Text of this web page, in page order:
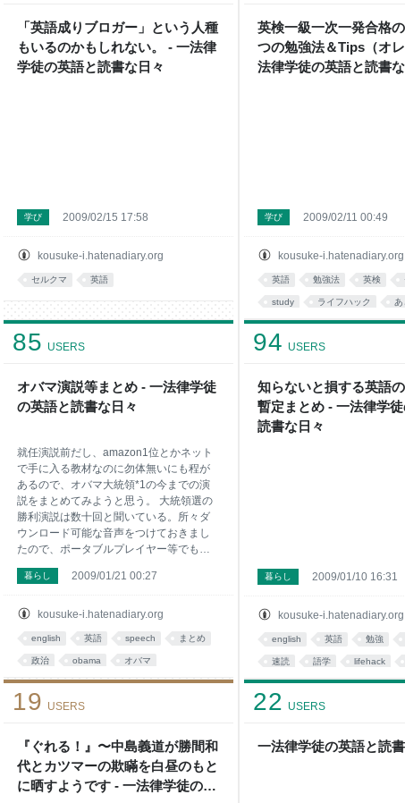
「英語成りブロガー」という人種
もいるのかもしれない。 - 一法律
学徒の英語と読書な日々
kousuke-i.hatenadiary.org
学び 2009/02/15 17:58
セルクマ 英語
英検一級一次一発合格
つの勉強法＆Tips（オ
法律学徒の英語と読書
kousuke-i.hatenadiary.org
学び 2009/02/11 00:49
英語 勉強法 英検
study ライフハック
LifeHack book
オバマ演説等まとめ - 一法律学徒
の英語と読書な日々
85 USERS
kousuke-i.hatenadiary.org
就任演説前だし、amazon1位とかネット
で手に入る教材なのに勿体無いにも程が
あるので、オバマ大統領*1の今までの演
説をまとめてみようと思う。 大統領選の
勝利演説は数十回と聞いている。所々ダ
ウンロード可能な音声をつけておきまし
たので、ポータブルプレイヤー等でもど
うぞ。オーディオブック並に分かりやす
いしね。 ちなみに、現在までの主要スピ
ら。 オバマ正伝 2004年民主党党大会基調
2004 Democratic National Convention 動
画＆テキスト 動画＆テキスト＆音声 大統
領選挙立候補演説 2007/2/10 Full Text of
Senator Barack Obama's Announcement
for President 動画＆テキスト 動画＆音声
暮らし 2009/01/21 00:27
english 英語 speech まとめ
政治 obama オバマ
知らないと損する英語
暫定まとめ - 一法律学
読書な日々
94 USERS
kousuke-i.hatenadiary.org
暮らし 2009/01/10 16:31
english 英語 勉強
速読 語学 lifehack
Study
『ぐれる！』〜中島義道が勝間和
代とカツマーの欺瞞を白昼のもと
に晒すようです - 一法律学徒の英
19 USERS
一法律学徒の英語と読
22 USERS